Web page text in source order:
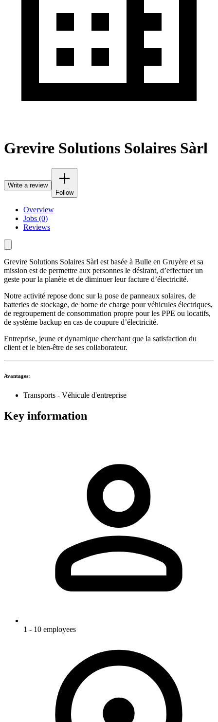
Grevire Solutions Solaires Sàrl
Write a review
Follow
Overview
Jobs (0)
Reviews
Grevire Solutions Solaires Sàrl est basée à Bulle en Gruyère et sa
mission est de permettre aux personnes le désirant, d’effectuer un
geste pour la planète et de diminuer leur facture d’électricité.
Notre activité repose donc sur la pose de panneaux solaires, de
batteries de stockage, de borne de charge pour véhicules électriques,
de regroupement de consommation propre pour les PPE ou locatifs,
de système backup en cas de coupure d’électricité.
Entreprise, jeune et dynamique cherchant que la satisfaction du
client et le bien-être de ses collaborateur.
Avantages:
Transports - Véhicule d'entreprise
Key information
1 - 10 employees